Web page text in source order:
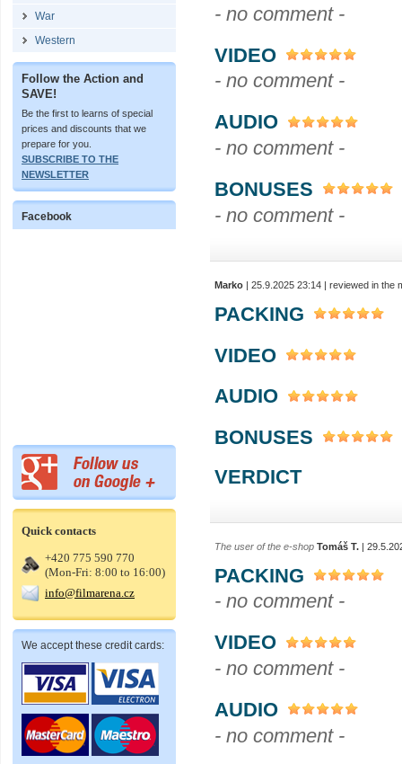
War
Western
Follow the Action and
SAVE!
Be the first to learns of special
prices and discounts that we
prepare for you.
SUBSCRIBE TO THE
NEWSLETTER
Facebook
Quick contacts
+420 775 590 770
(Mon-Fri: 8:00 to 16:00)
info@filmarena.cz
We accept these credit cards:
- no comment -
VIDEO
- no comment -
AUDIO
- no comment -
BONUSES
- no comment -
Marko | 25.9.2025 23:14 | reviewed in the
PACKING
VIDEO
AUDIO
BONUSES
VERDICT
The user of the e-shop Tomáš T. |
PACKING
- no comment -
VIDEO
- no comment -
AUDIO
- no comment -